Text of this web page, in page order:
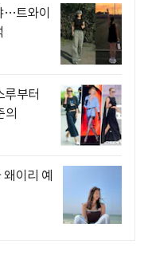
…트와이
루부터
의
이리 예